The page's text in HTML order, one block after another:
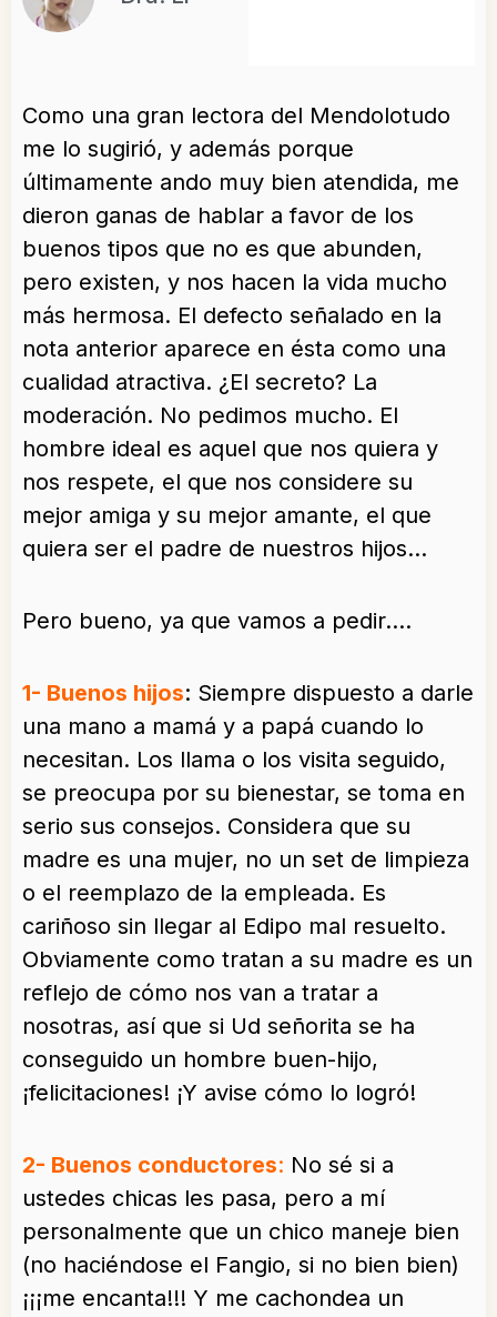
Como una gran lectora del Mendolotudo
me lo sugirió, y además porque
últimamente ando muy bien atendida, me
dieron ganas de hablar a favor de los
buenos tipos que no es que abunden,
pero existen, y nos hacen la vida mucho
más hermosa. El defecto señalado en la
nota anterior aparece en ésta como una
cualidad atractiva. ¿El secreto? La
moderación. No pedimos mucho. El
hombre ideal es aquel que nos quiera y
nos respete, el que nos considere su
mejor amiga y su mejor amante, el que
quiera ser el padre de nuestros hijos…
Pero bueno, ya que vamos a pedir….
1- Buenos hijos: Siempre dispuesto a darle
una mano a mamá y a papá cuando lo
necesitan. Los llama o los visita seguido,
se preocupa por su bienestar, se toma en
serio sus consejos. Considera que su
madre es una mujer, no un set de limpieza
o el reemplazo de la empleada. Es
cariñoso sin llegar al Edipo mal resuelto.
Obviamente como tratan a su madre es un
reflejo de cómo nos van a tratar a
nosotras, así que si Ud señorita se ha
conseguido un hombre buen-hijo,
¡felicitaciones! ¡Y avise cómo lo logró!
2- Buenos conductores: No sé si a
ustedes chicas les pasa, pero a mí
personalmente que un chico maneje bien
(no haciéndose el Fangio, si no bien bien)
¡¡¡me encanta!!! Y me cachondea un